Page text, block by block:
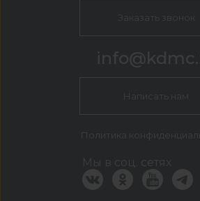
Заказать звонок
Написать нам
Политика
Мы в соц. сетях